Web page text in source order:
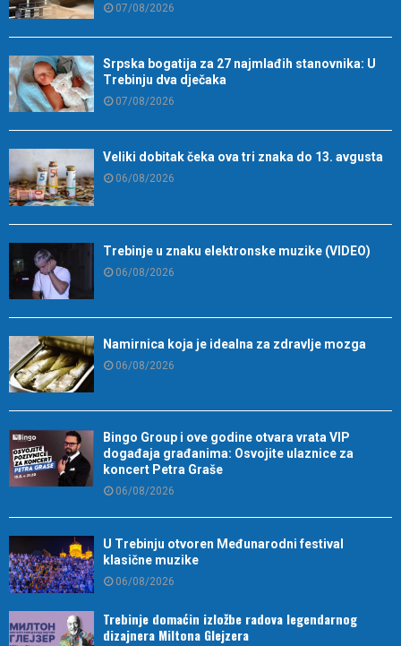
07/08/2026
Srpska bogatija za 27 najmlađih stanovnika: U
Trebinju dva dječaka
07/08/2026
Veliki dobitak čeka ova tri znaka do 13. avgusta
06/08/2026
Trebinje u znaku elektronske muzike (VIDEO)
06/08/2026
Namirnica koja je idealna za zdravlje mozga
06/08/2026
Bingo Group i ove godine otvara vrata VIP
događaja građanima: Osvojite ulaznice za
koncert Petra Graše
06/08/2026
U Trebinju otvoren Međunarodni festival
klasične muzike
06/08/2026
Trebinje domaćin izložbe radova legendarnog
dizajnera Miltona Glejzera